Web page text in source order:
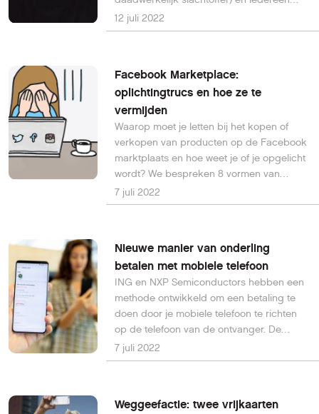
slachtoffer kan worden. Reden voor de
overheid om actie te ondernemen.
12 juli 2022
Facebook Marketplace:
oplichtingtrucs en hoe ze te
vermijden
Waarop moet je letten bij het kopen of
verkopen van producten op de Facebook
marktplaats en hoe weet je of je opgelicht
wordt? We bespreken 8 vormen van
oplichting en geven 10 tips om je te helpen
veilig door Facebook Marketplace te
7 juli 2022
Nieuwe manier van onderling
betalen met mobiele telefoon
ING en NXP Semiconductors hebben een
methode ontwikkeld om een betaling te
doen door je mobiele telefoon te richten
op de telefoon van de ontvanger. De
methode wordt de komende tijd verder
getest.
7 juli 2022
Weggeefactie: twee vrijkaarten